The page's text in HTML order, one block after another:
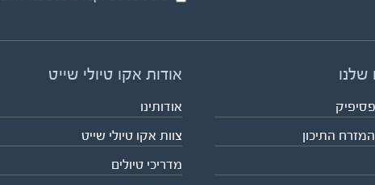
שלנו
התיכון
אודות אקו טיולי שייט
אודותינו
צוות אקו טיולי שייט
מדריכי טיולים